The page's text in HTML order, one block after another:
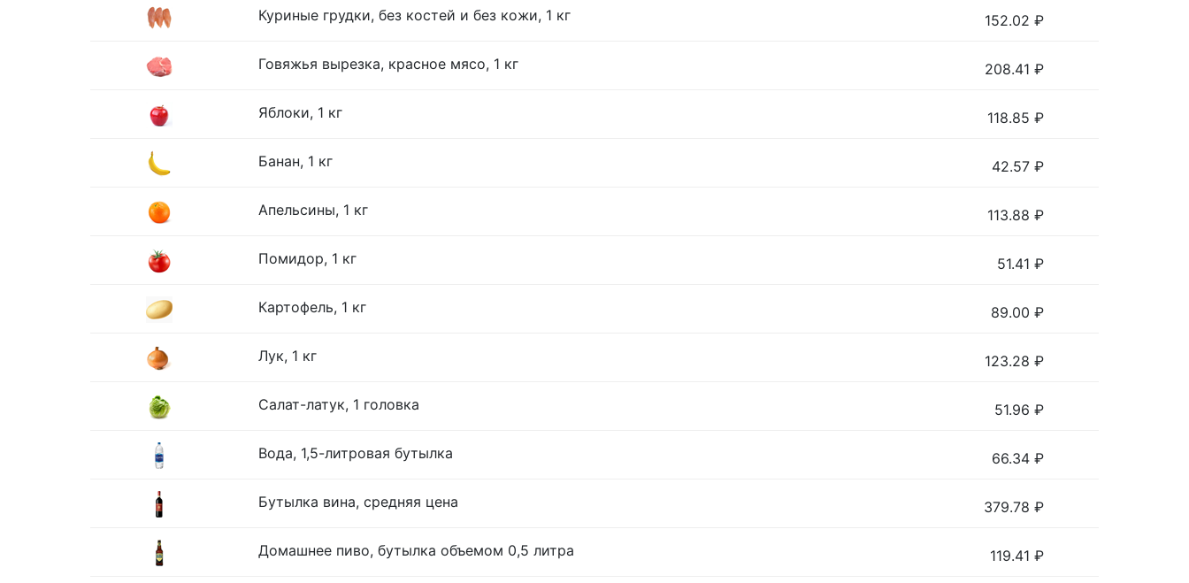
Куриные грудки, без костей и без кожи, 1 кг 152.02 ₽
Говяжья вырезка, красное мясо, 1 кг 208.41 ₽
Яблоки, 1 кг 118.85 ₽
Банан, 1 кг 42.57 ₽
Апельсины, 1 кг 113.88 ₽
Помидор, 1 кг 51.41 ₽
Картофель, 1 кг 89.00 ₽
Лук, 1 кг 123.28 ₽
Салат-латук, 1 головка 51.96 ₽
Вода, 1,5-литровая бутылка 66.34 ₽
Бутылка вина, средняя цена 379.78 ₽
Домашнее пиво, бутылка объемом 0,5 литра 119.41 ₽